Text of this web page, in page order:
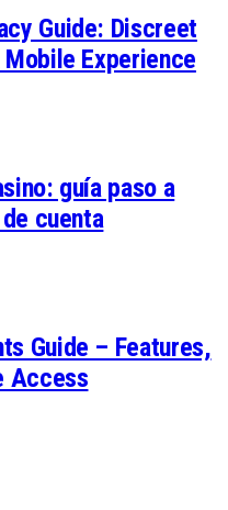
Guide: Discreet
Experience
guía paso a
cuenta
Guide – Features,
Access